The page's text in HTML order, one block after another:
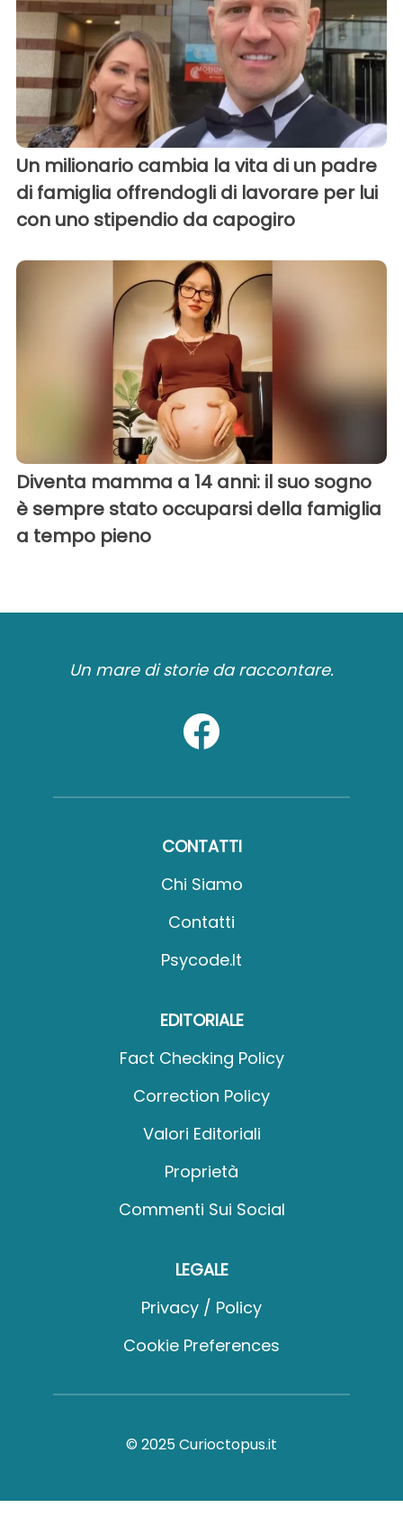
Un milionario cambia la vita di un padre
di famiglia offrendogli di lavorare per lui
con uno stipendio da capogiro
Diventa mamma a 14 anni: il suo sogno
è sempre stato occuparsi della famiglia
a tempo pieno
Un mare di storie da raccontare.
CONTATTI
Chi Siamo
Contatti
Psycode.it
EDITORIALE
Fact Checking Policy
Correction Policy
Valori Editoriali
Proprietà
Commenti Sui Social
LEGALE
Privacy / Policy
Cookie Preferences
© 2025 Curioctopus.it